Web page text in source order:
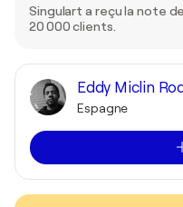
Singulart a reçu la note
20 000 clients.
Eddy Miclin
Espagne